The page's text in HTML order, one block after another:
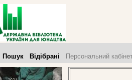
Пошук Відібрані Персональний